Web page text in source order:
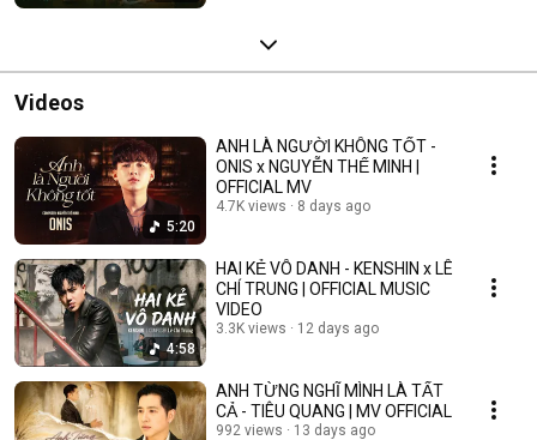
Videos
5:20
ANH LÀ NGƯỜI KHÔNG TỐT -
ONIS x NGUYỄN THẾ MINH |
OFFICIAL MV
4.7K views 8 days ago
4:58
HAI KẺ VÔ DANH - KENSHIN x LÊ
CHÍ TRUNG | OFFICIAL MUSIC
VIDEO
3.3K views 12 days ago
ANH TỪNG NGHĨ MÌNH LÀ TẤT
CẢ - TIÊU QUANG | MV OFFICIAL
992 views 13 days ago